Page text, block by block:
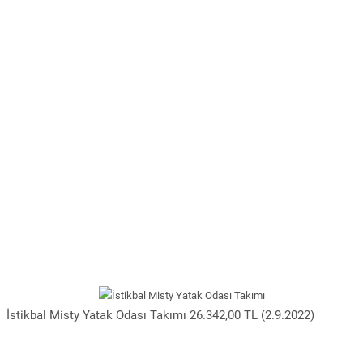
İstikbal Misty Yatak Odası Takımı 26.342,00 TL (2.9.2022)